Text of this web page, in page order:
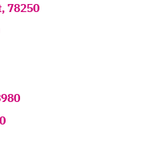
,78250